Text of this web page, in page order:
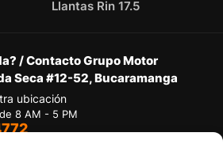
Llantas Rin 17.5
/ Contacto Grupo Motor
Seca #12-52, Bucaramanga
ubicación
8 AM - 5 PM